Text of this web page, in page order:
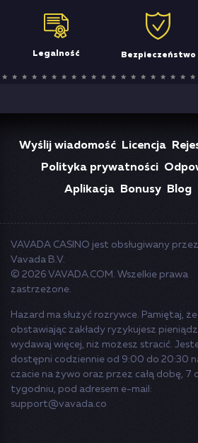
Legalność Bezpieczeństwo
Wyślij wiadomość Licencja
Polityka prywatności
Aplikacja
Bonusy Blog
VAVADA CASINO jest obsługiwany przez
Vavada B.V.
© 2026 VAVADA.COM. Wszelkie prawa
zastrzeżone.
Hazard ma służyć rozrywce. Pamiętaj, że
obstawiając zakłady ryzykujesz
wydawaj więcej, niż możesz stracić.
dostępni codziennie od 9:00 do 20:30
czacie na żywo oraz przez całą dobę, 7
tygodniu, pod adresem e-mail:
support@vavada.co